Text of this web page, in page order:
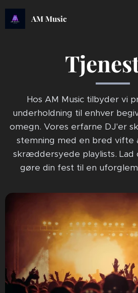
AM Music
Hos AM Music tilbyder vi
underholdning til enhver
omegn. Vores erfarne DJ'er
stemning med en bred vifte
skræddersyede playlists.
gøre din fest til en